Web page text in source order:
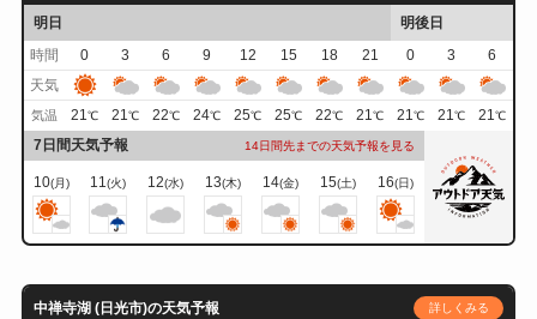
明日
明後日
時間
0 3 6 9 12 15 18 21 0 3
6
天気
気温 21℃ 21℃ 22℃ 24℃ 25℃ 25℃ 22℃ 21℃ 21℃ 21℃ 21℃
7日間天気予報 14日間先までの天気予報を見る
10(月) 11(火) 12(水) 13(木) 14(金) 15(土) 16(日)
中禅寺湖 (日光市)の天気予報 詳しくみる